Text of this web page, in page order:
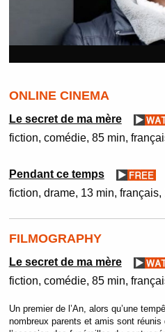
ONLINE CINEMA
Le secret de ma mère
fiction comédie 85 min
Pendant ce temps
fiction drame 13 min français
FILMOGRAPHY
Le secret de ma mère
fiction comédie 85 min
Un premier de l’An, alors qu’une
nombreux parents et amis sont réunis